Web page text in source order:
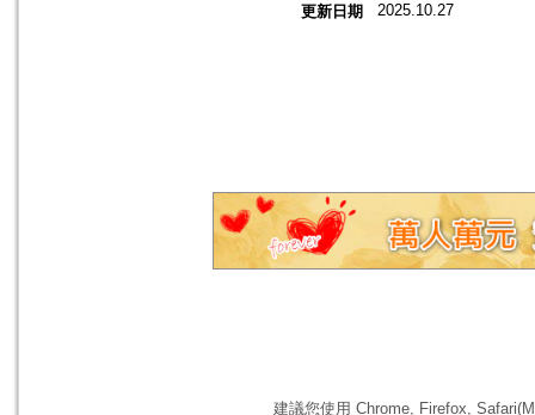
更新日期 2025.10.27
建議您使用 Chrome, Firefox,